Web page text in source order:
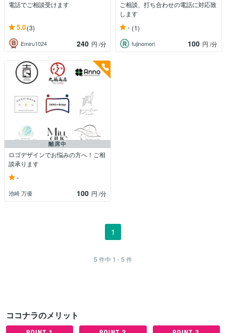
電話でご相談受けます
5.0(3)
Emiru1024 240 円 /分
ご相談、打ち合わせの電話に対応致
します
- (1)
fujinomori 100 円 /分
離席中
ロゴデザインでお悩みの方へ！ご相
談承ります
-
池崎 万優 100 円 /分
1
5 件中 1 - 5 件
ココナラのメリット